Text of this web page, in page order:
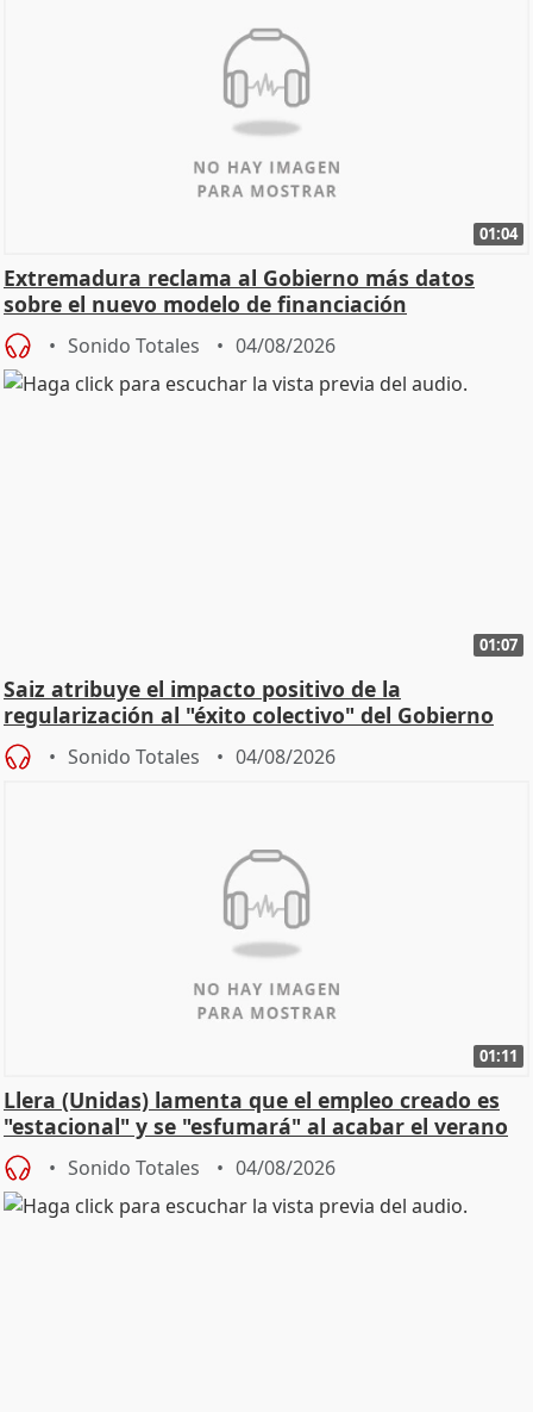
01:04
Extremadura reclama al Gobierno más datos
sobre el nuevo modelo de financiación
Sonido Totales 04/08/2026
01:07
Saiz atribuye el impacto positivo de la
regularización al "éxito colectivo" del Gobierno
Sonido Totales 04/08/2026
01:11
Llera (Unidas) lamenta que el empleo creado es
"estacional" y se "esfumará" al acabar el verano
Sonido Totales 04/08/2026